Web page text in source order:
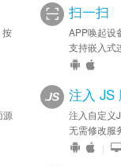
按
扫一扫
APP唤起设
支持嵌入式
理。
源
注入 JS
注入自定义
无需修改服
|